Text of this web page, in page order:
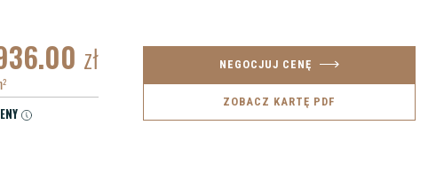
zł
2
NEGOCJUJ CENĘ
ZOBACZ KARTĘ PDF